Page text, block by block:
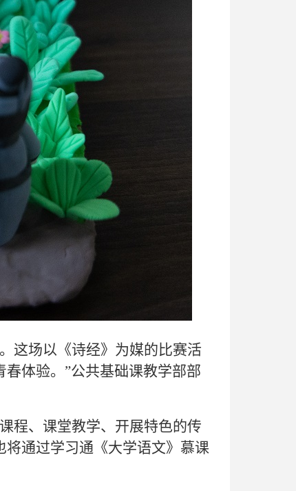
这场以《诗经》为媒的比赛活
体验。”公共基础课教学部部
程、课堂教学、开展特色的传
通过学习通《大学语文》慕课